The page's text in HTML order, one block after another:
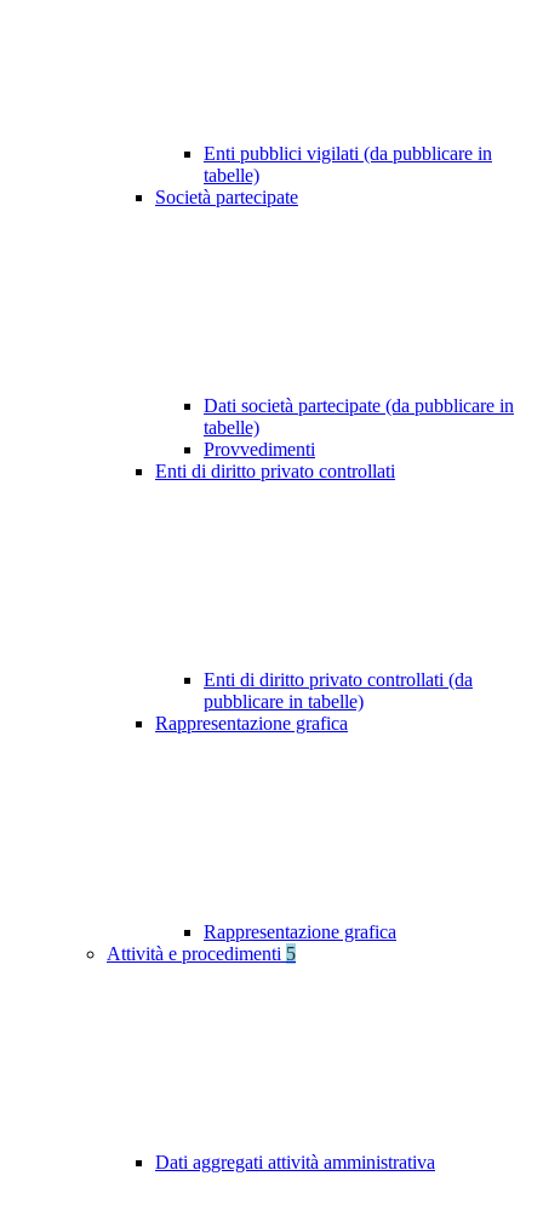
Enti pubblici vigilati (da pubblicare in
tabelle)
Società partecipate
Dati società partecipate (da pubblicare in
tabelle)
Provvedimenti
Enti di diritto privato controllati
Enti di diritto privato controllati (da
pubblicare in tabelle)
Rappresentazione grafica
Rappresentazione grafica
Attività e procedimenti 5
Dati aggregati attività amministrativa